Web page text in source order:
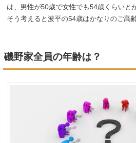
は、男性が50歳で女性でも54歳くらいと
そう考えると波平の54歳はかなりのご高
磯野家全員の年齢は？